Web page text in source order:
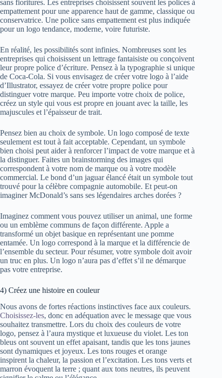
sans fioritures. Les entreprises choisissent souvent les polices à
empattement pour une apparence haut de gamme, classique ou
conservatrice. Une police sans empattement est plus indiquée
pour un logo tendance, moderne, voire futuriste.
En réalité, les possibilités sont infinies. Nombreuses sont les
entreprises qui choisissent un lettrage fantaisiste ou conçoivent
leur propre police d’écriture. Pensez à la typographie si unique
de Coca-Cola. Si vous envisagez de créer votre logo à l’aide
d’Illustrator, essayez de créer votre propre police pour
distinguer votre marque. Peu importe votre choix de police,
créez un style qui vous est propre en jouant avec la taille, les
majuscules et l’épaisseur de trait.
Pensez bien au choix de symbole. Un logo composé de texte
seulement est tout à fait acceptable. Cependant, un symbole
bien choisi peut aider à renforcer l’impact de votre marque et à
la distinguer. Faites un brainstorming des images qui
correspondent à votre nom de marque ou à votre modèle
commercial. Le bond d’un jaguar élancé était un symbole tout
trouvé pour la célèbre compagnie automobile. Et peut-on
imaginer McDonald’s sans ses légendaires arches dorées ?
Imaginez comment vous pouvez utiliser un animal, une forme
ou un emblème communs de façon différente. Apple a
transformé un objet basique en représentant une pomme
entamée. Un logo correspond à la marque et la différencie de
l’ensemble du secteur. Pour résumer, votre symbole doit avoir
un truc en plus. Un logo n’aura pas d’effet s’il ne démarque
pas votre entreprise.
4) Créez une histoire en couleur
Nous avons de fortes réactions instinctives face aux couleurs.
Choisissez-les, donc en adéquation avec le message que vous
souhaitez transmettre. Lors du choix des couleurs de votre
logo, pensez à l’aura mystique et luxueuse du violet. Les ton
bleus ont souvent un effet apaisant, tandis que les tons jaunes
sont dynamiques et joyeux. Les tons rouges et orange
inspirent la chaleur, la passion et l’excitation. Les tons verts et
marron évoquent la terre ; quant aux tons neutres, ils peuvent